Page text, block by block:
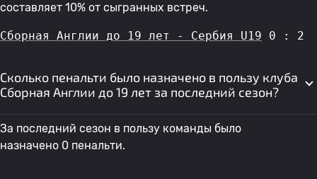
составляет 10% от сыгранных встреч.
Сборная Англии до 19 лет - Сербия U19 0 : 2
Сколько пенальти было назначено в пользу клуба
Сборная Англии до 19 лет за последний сезон?
За последний сезон в пользу команды было
назначено 0 пенальти.